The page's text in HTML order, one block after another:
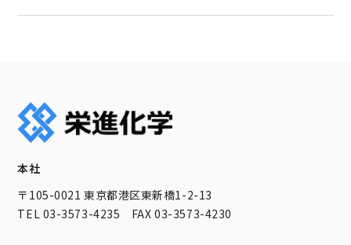
本社
〒105-0021 東京都港区東新橋1-2-13
TEL 03-3573-4235 FAX 03-3573-4230